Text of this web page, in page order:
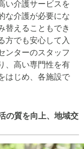
い介護サービスを
な介護が必要にな
替えることもでき
方でも安心して入
ンターのスタッフ
、高い専門性を有
はじめ、各施設で
の質を向上、地域交